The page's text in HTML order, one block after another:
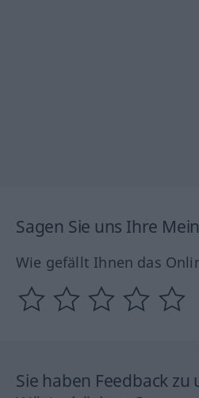
Sagen Sie uns Ihre
Wie gefällt Ihnen das
Sie haben Feedback